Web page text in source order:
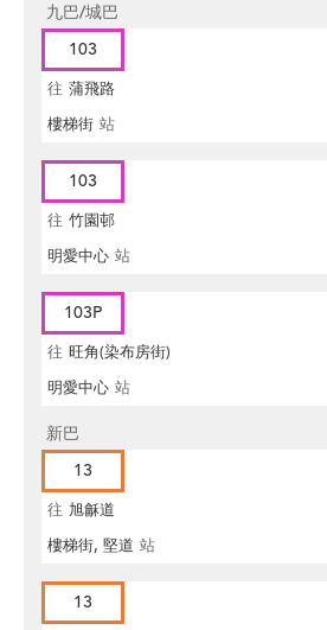
九巴/城巴
103
往 蒲飛路
樓梯街 站
103
往 竹園邨
明愛中心 站
103P
往 旺角(染布房街)
明愛中心 站
新巴
13
往 旭龢道
樓梯街, 堅道 站
13